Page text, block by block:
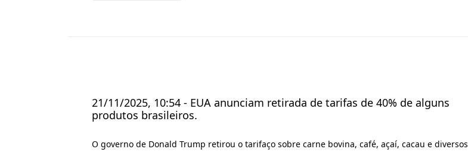
21/11/2025, 10:54 - EUA anunciam retirada de tarifas de 40% de alguns
produtos brasileiros.
O governo de Donald Trump retirou o tarifaço sobre carne bovina, café, açaí, cacau e diversos